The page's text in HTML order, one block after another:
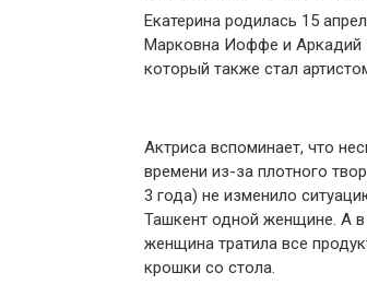
Екатерина родилась 15
Марковна Иоффе и Аркадий
который также стал
Актриса вспоминает, что
времени из-за плотного
3 года) не изменило
Ташкент одной женщине. А в
женщина тратила все
крошки со стола.